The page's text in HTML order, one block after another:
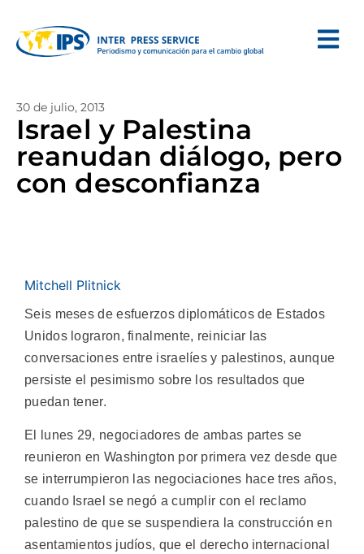
30 de julio, 2013
Israel y Palestina
reanudan diálogo, pero
con desconfianza
Mitchell Plitnick
Seis meses de esfuerzos diplomáticos de Estados
Unidos lograron, finalmente, reiniciar las
conversaciones entre israelíes y palestinos, aunque
persiste el pesimismo sobre los resultados que
puedan tener.
El lunes 29, negociadores de ambas partes se
reunieron en Washington por primera vez desde que
se interrumpieron las negociaciones hace tres años,
cuando Israel se negó a cumplir con el reclamo
palestino de que se suspendiera la construcción en
asentamientos judíos, que el derecho internacional